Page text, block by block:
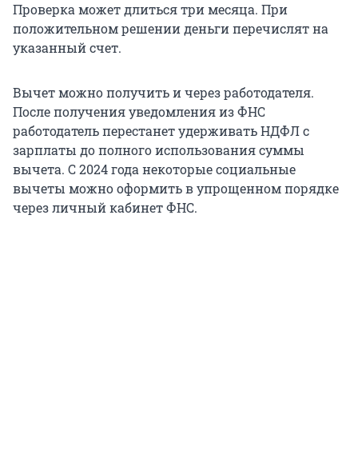
Проверка может длиться три месяца. При
положительном решении деньги перечислят на
указанный счет.
Вычет можно получить и через работодателя.
После получения уведомления из ФНС
работодатель перестанет удерживать НДФЛ с
зарплаты до полного использования суммы
вычета. С 2024 года некоторые социальные
вычеты можно оформить в упрощенном порядке
через личный кабинет ФНС.